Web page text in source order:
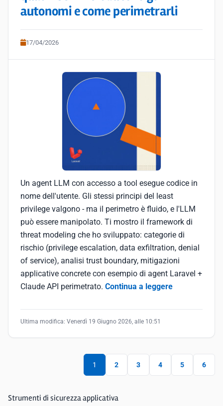
autonomi e come perimetrarli
17/04/2026
Un agent LLM con accesso a tool esegue codice in
nome dell'utente. Gli stessi principi del least
privilege valgono - ma il perimetro è fluido, e l'LLM
può essere manipolato. Ti mostro il framework di
threat modeling che ho sviluppato: categorie di
rischio (privilege escalation, data exfiltration, denial
of service), analisi trust boundary, mitigazioni
applicative concrete con esempio di agent Laravel +
Claude API perimetrato. Continua a leggere
Ultima modifica: Venerdì 19 Giugno 2026, alle 10:51
1 2 3 4 5 6
Strumenti di sicurezza applicativa